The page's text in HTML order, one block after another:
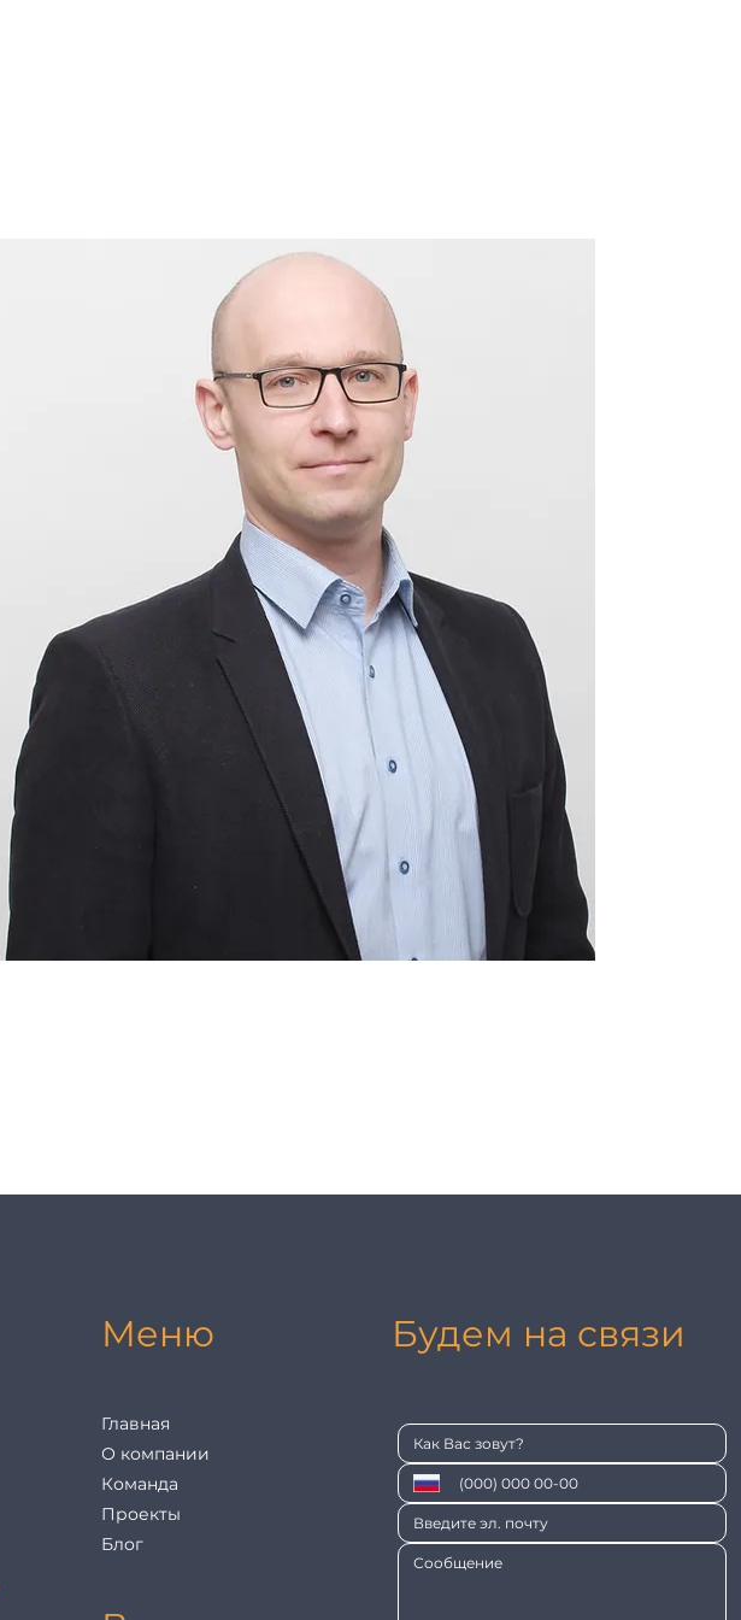
Меню
Главная
О компании
Команда
Проекты
Блог
Будем на связи